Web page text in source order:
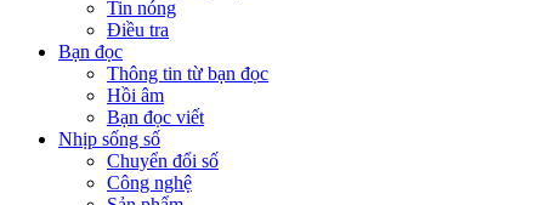
Tin nóng
Điều tra
Bạn đọc
Thông tin từ bạn đọc
Hồi âm
Bạn đọc viết
Nhịp sống số
Chuyển đổi số
Công nghệ